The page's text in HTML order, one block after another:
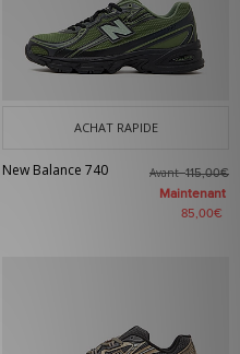
ACHAT RAPIDE
New Balance 740 Avant115,00€
Maintenant
85,00€